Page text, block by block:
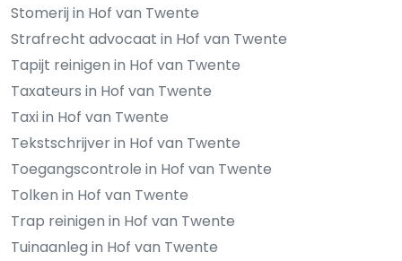
Stomerij in Hof van Twente
Strafrecht advocaat in Hof van Twente
Tapijt reinigen in Hof van Twente
Taxateurs in Hof van Twente
Taxi in Hof van Twente
Tekstschrijver in Hof van Twente
Toegangscontrole in Hof van Twente
Tolken in Hof van Twente
Trap reinigen in Hof van Twente
Tuinaanleg in Hof van Twente